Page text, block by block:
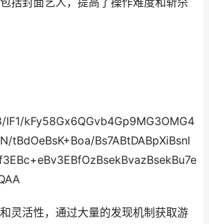
IF1/kFy58Gx6QGvb4Gp9MG3OMG4
tBdOeBsK+Boa/Bs7ABtDABpXiBsnl
灵活性，通过大量的发现机制获取游